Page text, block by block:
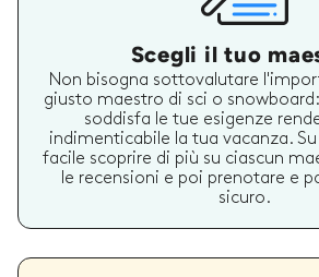
Scegli il tuo
Non bisogna sottovalutare
giusto maestro di sci o
soddisfa le tue esigenze
indimenticabile la tua vacanza.
facile scoprire di più su ciascun
le recensioni e poi prenotare e
sicuro.